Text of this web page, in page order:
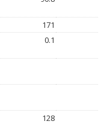
171
0.1
128